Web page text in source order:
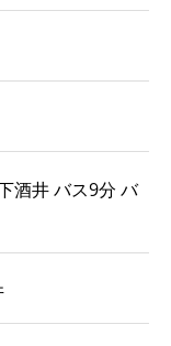
酒井 バス9分 バ